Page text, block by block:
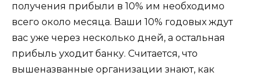
получения прибыли в 10% им необходимо
всего около месяца. Ваши 10% годовых ждут
вас уже через несколько дней, а остальная
прибыль уходит банку. Считается, что
вышеназванные организации знают, как